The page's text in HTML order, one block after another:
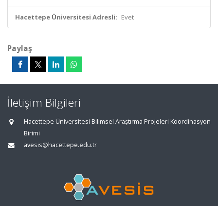
Hacettepe Üniversitesi Adresli: Evet
Paylaş
İletişim Bilgileri
Hacettepe Üniversitesi Bilimsel Araştırma Projeleri Koordinasyon
Birimi
avesis@hacettepe.edu.tr